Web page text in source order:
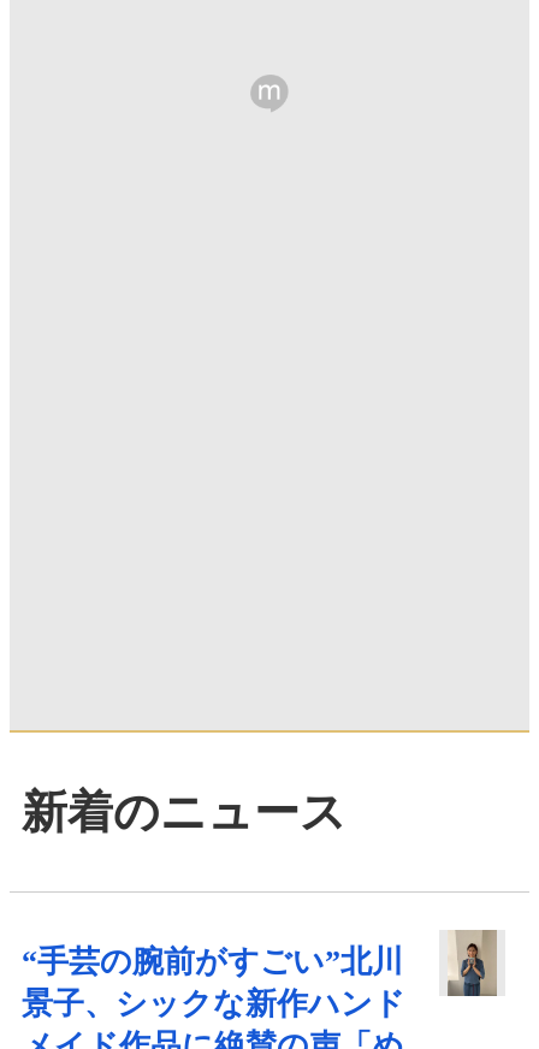
新着のニュース
“手芸の腕前がすごい”北川
景子、シックな新作ハンド